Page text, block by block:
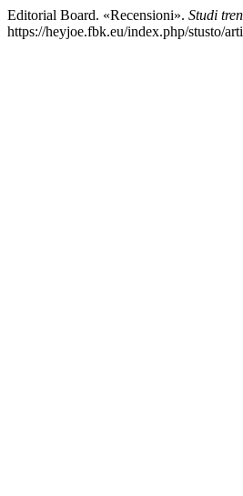
Editorial Board. «Recensioni». Studi
https://heyjoe.fbk.eu/index.php/stusto/